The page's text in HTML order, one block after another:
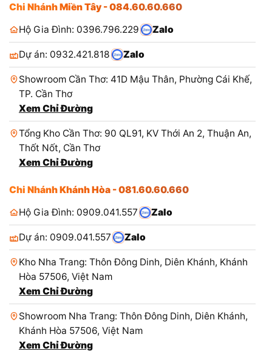
Chi Nhánh Miền Tây - 084.60.60.660
Hộ Gia Đình: 0396.796.229
Zalo
Dự án: 0932.421.818 Zalo
Showroom Cần Thơ: 41D Mậu Thân, Phường Cái Khế,
TP. Cần Thơ
Xem Chỉ Đường
Tổng Kho Cần Thơ: 90 QL91, KV Thới An 2, Thuận An,
Thốt Nốt, Cần Thơ
Xem Chỉ Đường
Chi Nhánh Khánh Hòa - 081.60.60.660
Hộ Gia Đình: 0909.041.557
Zalo
Dự án: 0909.041.557 Zalo
Kho Nha Trang: Thôn Đông Dinh, Diên Khánh, Khánh
Hòa 57506, Việt Nam
Xem Chỉ Đường
Showroom Nha Trang: Thôn Đông Dinh, Diên Khánh,
Khánh Hòa 57506, Việt Nam
Xem Chỉ Đường